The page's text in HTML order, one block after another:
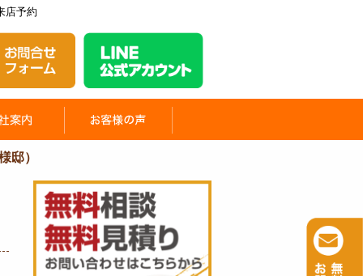
店予約
邸）